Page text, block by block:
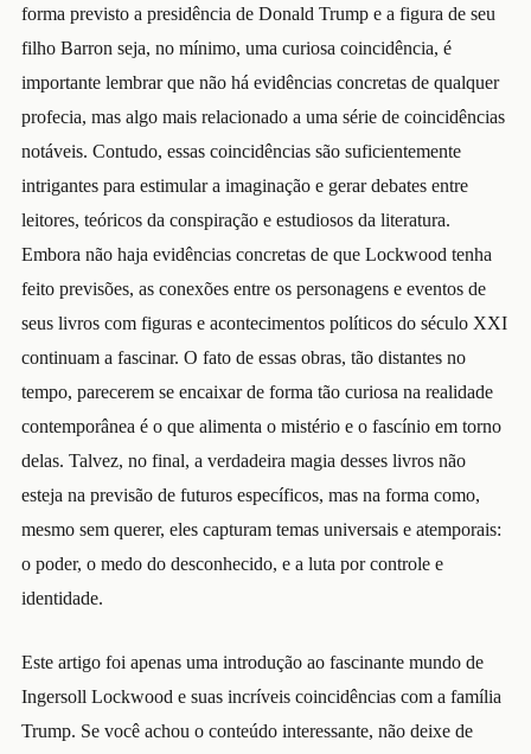
forma previsto a presidência de Donald Trump e a figura de seu
filho Barron seja, no mínimo, uma curiosa coincidência, é
importante lembrar que não há evidências concretas de qualquer
profecia, mas algo mais relacionado a uma série de coincidências
notáveis. Contudo, essas coincidências são suficientemente
intrigantes para estimular a imaginação e gerar debates entre
leitores, teóricos da conspiração e estudiosos da literatura.
Embora não haja evidências concretas de que Lockwood tenha
feito previsões, as conexões entre os personagens e eventos de
seus livros com figuras e acontecimentos políticos do século XXI
continuam a fascinar. O fato de essas obras, tão distantes no
tempo, parecerem se encaixar de forma tão curiosa na realidade
contemporânea é o que alimenta o mistério e o fascínio em torno
delas. Talvez, no final, a verdadeira magia desses livros não
esteja na previsão de futuros específicos, mas na forma como,
mesmo sem querer, eles capturam temas universais e atemporais:
o poder, o medo do desconhecido, e a luta por controle e
identidade.
Este artigo foi apenas uma introdução ao fascinante mundo de
Ingersoll Lockwood e suas incríveis coincidências com a família
Trump. Se você achou o conteúdo interessante, não deixe de